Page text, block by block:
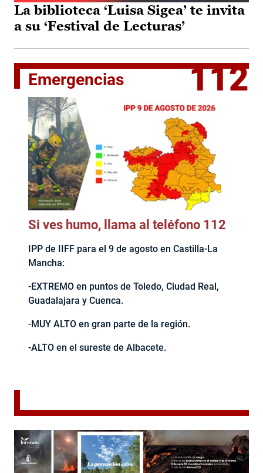
La biblioteca ‘Luisa Sigea’ te invita
a su ‘Festival de Lecturas’
Emergencias 112
Si ves humo, llama al teléfono 112
IPP de IIFF para el 9 de agosto en Castilla-La
Mancha:
-EXTREMO en puntos de Toledo, Ciudad Real,
Guadalajara y Cuenca.
-MUY ALTO en gran parte de la región.
-ALTO en el sureste de Albacete.